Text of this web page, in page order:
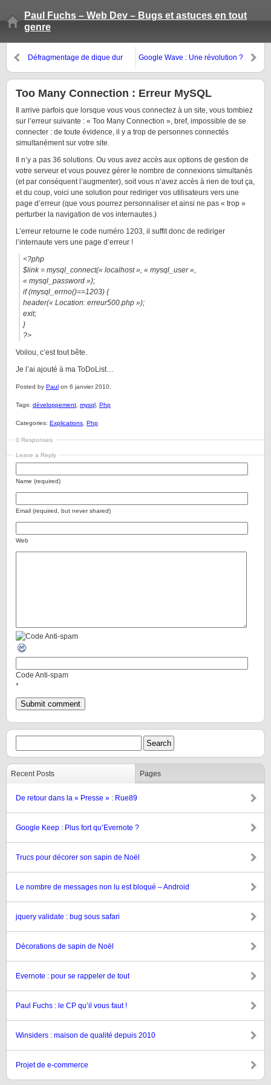
Paul Fuchs – Web Dev – Bugs et astuces en tout
genre
Défragmentage de dique dur Google Wave : Une révolution ?
Too Many Connection : Erreur MySQL
Il arrive parfois que lorsque vous vous connectez à un site, vous tombiez
sur l’erreur suivante : « Too Many Connection », bref, impossible de se
connecter : de toute évidence, il y a trop de personnes connectés
simultanément sur votre site.
Il n’y a pas 36 solutions. Ou vous avez accès aux options de gestion de
votre serveur et vous pouvez gérer le nombre de connexions simultanés
(et par conséquent l’augmenter), soit vous n’avez accès à rien de tout ça,
et du coup, voici une solution pour rediriger vos utilisateurs vers une
page d’erreur (que vous pourrez personnaliser et ainsi ne pas « trop »
perturber la navigation de vos internautes.)
L’erreur retourne le code numéro 1203, il suffit donc de rediriger
l’internaute vers une page d’erreur !
<?php
$link = mysql_connect(« localhost », « mysql_user »,
« mysql_password »);
if (mysql_errno()==1203) {
header(« Location: erreur500.php »);
exit;
}
?>
Voilou, c’est tout bête.
Je l’ai ajouté à ma ToDoList…
Posted by Paul on 6 janvier 2010.
Tags: développement mysql Php
Categories: Explications Php
0 Responses
Leave a Reply
Name (required)
Email (required, but never shared)
Web
Code Anti-spam
*
Recent Posts Pages
De retour dans la « Presse » : Rue89
Google Keep : Plus fort qu’Evernote ?
Trucs pour décorer son sapin de Noël
Le nombre de messages non lu est bloqué – Android
jquery validate : bug sous safari
Décorations de sapin de Noël
Evernote : pour se rappeler de tout
Paul Fuchs : le CP qu’il vous faut !
Winsiders : maison de qualité depuis 2010
Projet de e-commerce